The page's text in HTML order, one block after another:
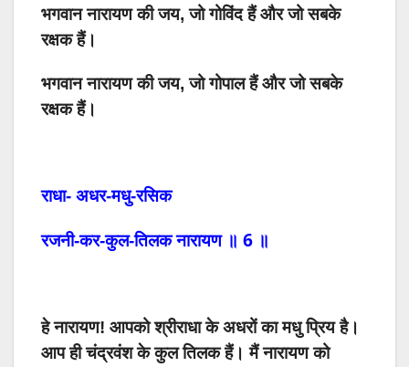
भगवान नारायण की जय, जो गोविंद हैं और जो सबके
रक्षक हैं।
भगवान नारायण की जय, जो गोपाल हैं और जो सबके
रक्षक हैं।
राधा- अधर-मधु-रसिक
रजनी-कर-कुल-तिलक नारायण ॥ 6 ॥
हे नारायण! आपकोश्रीराधा केअधरों कामधु प्रिय है।
आप हीचंद्रवंश केकुल तिलकहैं। मैं नारायण को